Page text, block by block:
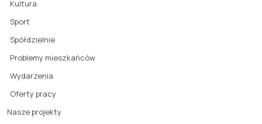
Kultura
Sport
Spółdzielnie
Problemy mieszkańców
Wydarzenia
Oferty pracy
Nasze projekty